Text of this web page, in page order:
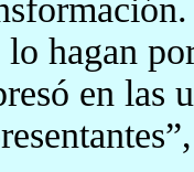
hagan
en las